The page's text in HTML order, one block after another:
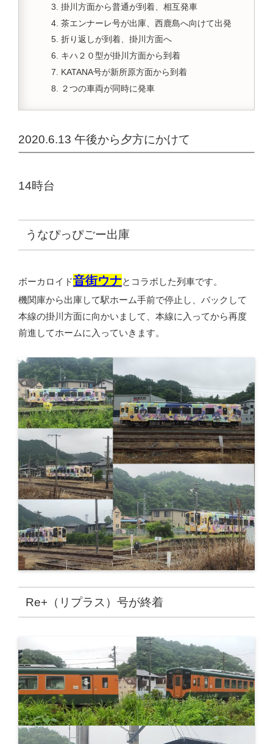
掛川方面から普通が到着、相互発車
茶エンナーレ号が出庫、西鹿島へ向けて出発
折り返しが到着、掛川方面へ
キハ２０型が掛川方面から到着
KATANA号が新所原方面から到着
２つの車両が同時に発車
2020.6.13 午後から夕方にかけて
14時台
うなぴっぴごー出庫
ボーカロイド音街ウナとコラボした列車です。
機関庫から出庫して駅ホーム手前で停止し、バックして
本線の掛川方面に向かいまして、本線に入ってから再度
前進してホームに入っていきます。
Re+（リプラス）号が終着